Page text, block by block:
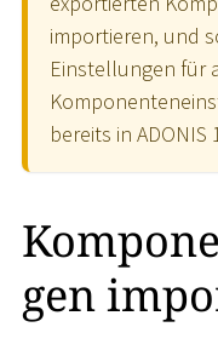
importieren, und
Einstellungen für
bereits in
gen